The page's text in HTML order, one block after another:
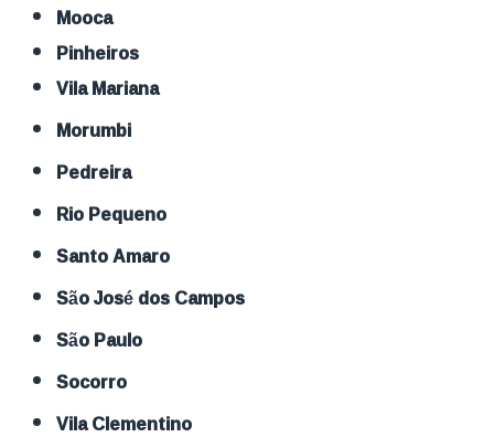
Mooca
Pinheiros
Vila Mariana
Morumbi
Pedreira
Rio Pequeno
Santo Amaro
São José dos Campos
São Paulo
Socorro
Vila Clementino